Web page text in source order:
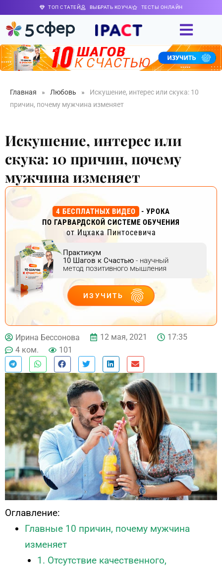
ТОП СТАТЕЙ ВЫБРАТЬ КОУЧА ТЕСТЫ ОНЛАЙН
Главная » Любовь »
Искушение, интерес или скука: 10
причин, почему мужчина изменяет
Искушение, интерес или
скука: 10 причин, почему
мужчина изменяет
4 БЕСПЛАТНЫХ ВИДЕО
- УРОКА
ПО ГАРВАРДСКОЙ СИСТЕМЕ ОБУЧЕНИЯ
от Ицхака Пинтосевича
Практикум
10 Шагов к Счастью - научный
метод позитивного мышления
ИЗУЧИТЬ
ДЕЙСТВУЙ
Ирина Бессонова 12 мая, 2021
17:35
4 ком.
101
Оглавление:
Главные 10 причин, почему мужчина
изменяет
1. Отсутствие качественного,